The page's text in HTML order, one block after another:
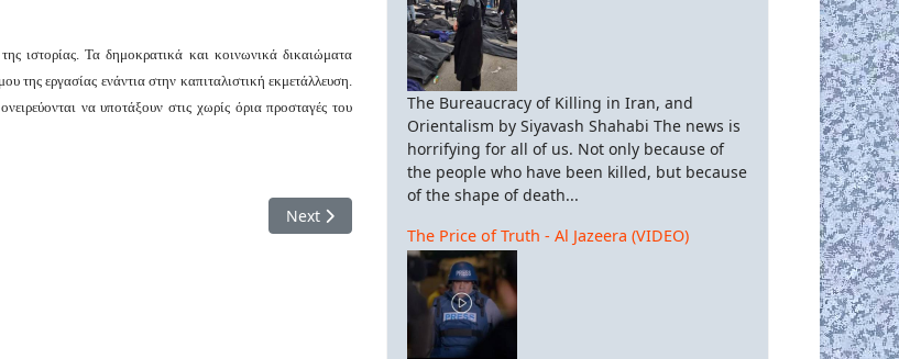
ιστορίας. Τα δημοκρατικά και κοινωνικά δικαιώματα
εργασίας ενάντια στην καπιταλιστική εκμετάλλευση.
να υποτάξουν στις χωρίς όρια προσταγές του
Next article: Καμιά αυταπάτη Σαν φασίστες που είναι, ο Τραμπ και οι φίλοι του
Next
The Bureaucracy of Killing in Iran, and
Orientalism by Siyavash Shahabi The news is
horrifying for all of us. Not only because of
the people who have been killed, but because
of the shape of death...
The Price of Truth - Al Jazeera (VIDEO)